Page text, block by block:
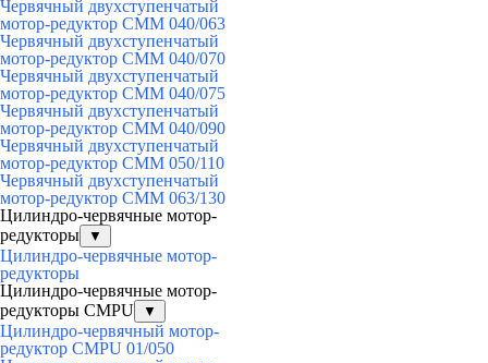
Червячный двухступенчатый
мотор-редуктор CMM 040/063
Червячный двухступенчатый
мотор-редуктор CMM 040/070
Червячный двухступенчатый
мотор-редуктор CMM 040/075
Червячный двухступенчатый
мотор-редуктор CMM 040/090
Червячный двухступенчатый
мотор-редуктор CMM 050/110
Червячный двухступенчатый
мотор-редуктор CMM 063/130
Цилиндро-червячные мотор-
редукторы
▼
Цилиндро-червячные мотор-
редукторы
Цилиндро-червячные мотор-
редукторы CMPU
▼
Цилиндро-червячный мотор-
редуктор CMPU 01/050